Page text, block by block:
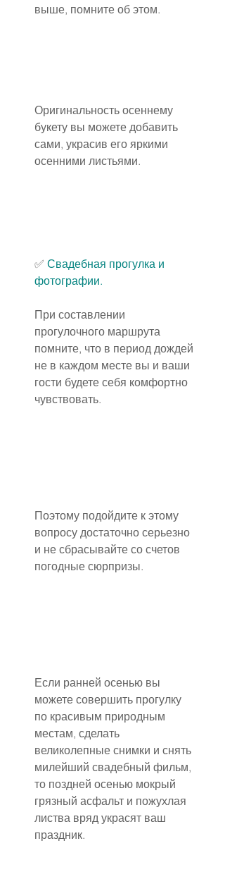
выше, помните об этом.
Оригинальность осеннему
букету вы можете добавить
сами, украсив его яркими
осенними листьями.
✅ Свадебная прогулка и
фотографии.
При составлении
прогулочного маршрута
помните, что в период дождей
не в каждом месте вы и ваши
гости будете себя комфортно
чувствовать.
Поэтому подойдите к этому
вопросу достаточно серьезно
и не сбрасывайте со счетов
погодные сюрпризы.
Если ранней осенью вы
можете совершить прогулку
по красивым природным
местам, сделать
великолепные снимки и снять
милейший свадебный фильм,
то поздней осенью мокрый
грязный асфальт и пожухлая
листва вряд украсят ваш
праздник.